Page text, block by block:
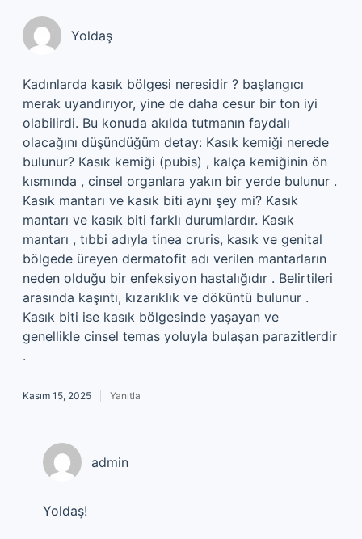
Yoldaş
Kadınlarda kasık bölgesi neresidir ? başlangıcı
merak uyandırıyor, yine de daha cesur bir ton iyi
olabilirdi. Bu konuda akılda tutmanın faydalı
olacağını düşündüğüm detay: Kasık kemiği nerede
bulunur? Kasık kemiği (pubis) , kalça kemiğinin ön
kısmında , cinsel organlara yakın bir yerde bulunur .
Kasık mantarı ve kasık biti aynı şey mi? Kasık
mantarı ve kasık biti farklı durumlardır. Kasık
mantarı , tıbbi adıyla tinea cruris, kasık ve genital
bölgede üreyen dermatofit adı verilen mantarların
neden olduğu bir enfeksiyon hastalığıdır . Belirtileri
arasında kaşıntı, kızarıklık ve döküntü bulunur .
Kasık biti ise kasık bölgesinde yaşayan ve
genellikle cinsel temas yoluyla bulaşan parazitlerdir
.
Kasım 15, 2025 Yanıtla
admin
Yoldaş!